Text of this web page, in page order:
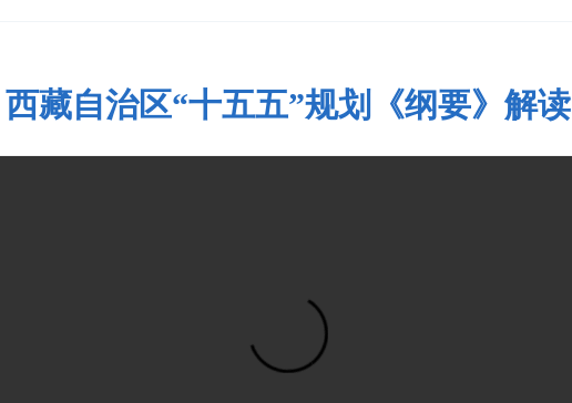
西藏自治区“十五五”规划《纲要》解读